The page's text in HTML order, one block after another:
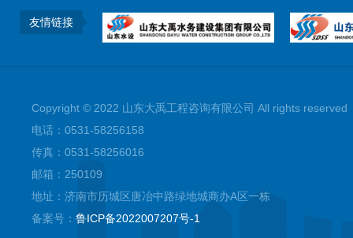
友情链接
Copyright © 2022 山东大禹工程咨询有限公司 All rights reserved
电话：0531-58256158
传真：0531-58256016
邮箱：250109
地址：济南市历城区唐冶中路绿地城商办A区一栋
备案号： 鲁ICP备2022007207号-1